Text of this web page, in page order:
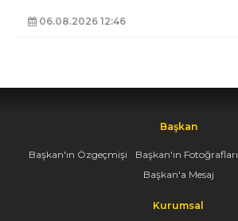
06.08.2026 12:46
Başkan
Başkan'ın Özgeçmişi Başkan'ın Fotoğrafları
Başkan'a Mesaj
Kurumsal